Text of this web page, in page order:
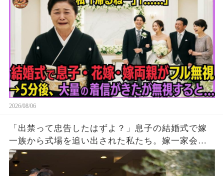
視して消えた結果
2026/08/06
「出禁って忠告したはずよ？」息子の結婚式で嫁
一族から式場を追い出された私たち。嫁一家会社
の大株主の私が株主総会で社長解任案を出すと